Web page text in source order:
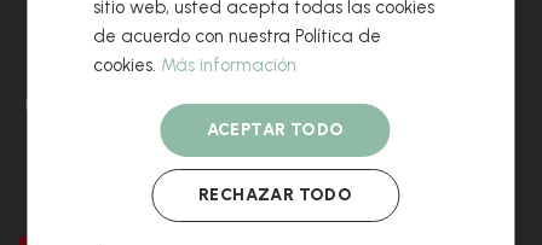
sitio web, usted acepta todas las cookies
de acuerdo con nuestra Política de
cookies. Más información
ACEPTAR TODO
RECHAZAR TODO